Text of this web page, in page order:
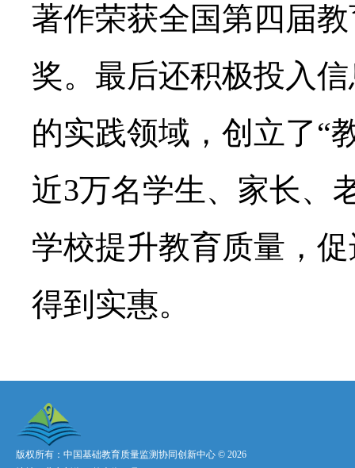
著作荣获全国第四届
奖。最后还积极投入
的实践领域，创立了“
近3万名学生、家长、
学校提升教育质量，
得到实惠。
版权所有：中国基础教育质量监测协同创新中心 © 2026